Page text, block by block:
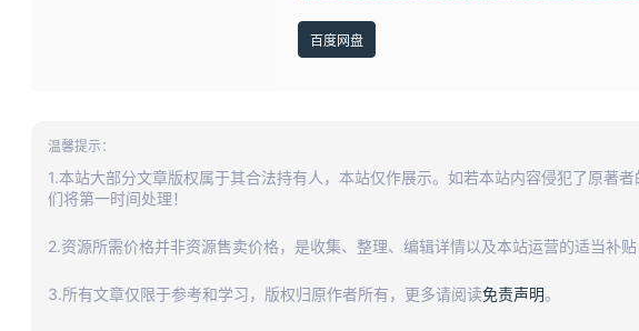
百度网盘
温馨提示：
1.本站大部分文章版权属于其合法持有人，本站仅作展示。如若本站内容侵犯了原著者
们将第一时间处理！
2.资源所需价格并非资源售卖价格，是收集、整理、编辑详情以及本站运营的适当补
3.所有文章仅限于参考和学习，版权归原作者所有，更多请阅读免责声明。